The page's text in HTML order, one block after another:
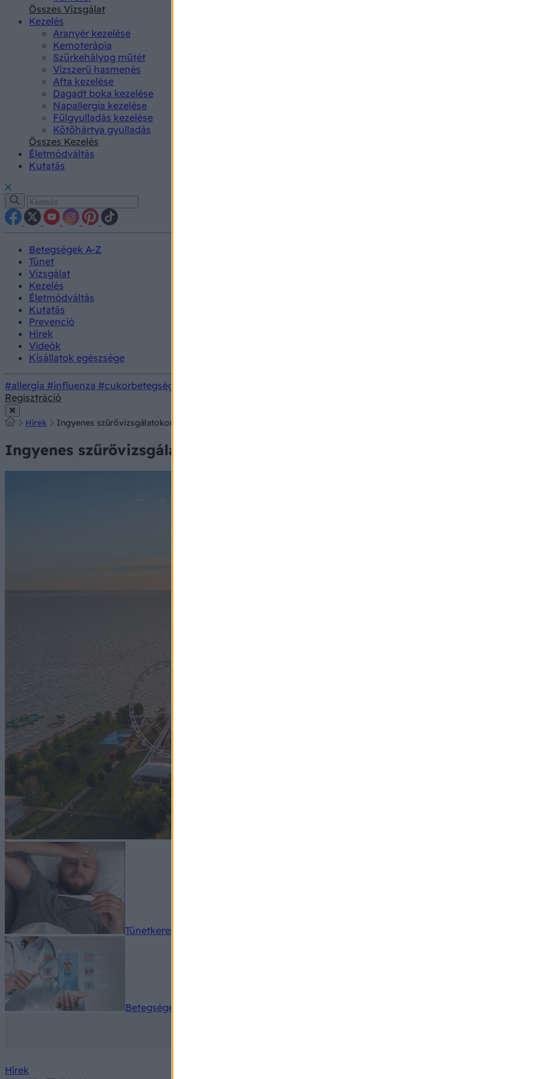
Összes Vizsgálat
Kezelés
Aranyér kezelése
Kemoterápia
Szürkehályog műtét
Vízszerű hasmenés
Afta kezelése
Dagadt boka kezelése
Napallergia kezelése
Fülgyulladás kezelése
Kötőhártya gyulladás
Összes Kezelés
Életmódváltás
Kutatás
Betegségek A-Z
Tünet
Vizsgálat
Kezelés
Életmódváltás
Kutatás
Prevenció
Hírek
Videók
Kisállatok egészsége
#allergia #influenza #cukorbetegség
Regisztráció
Hírek Ingyenes szűrővizsgálatokon vehet részt Siófokon, Tiszaújvárosban és Kiskunhalason
Ingyenes szűrővizsgálatokon vehet részt Siófokon, Tiszaújvárosban és
Tünetkereső
Betegségek A-Z
Hírek